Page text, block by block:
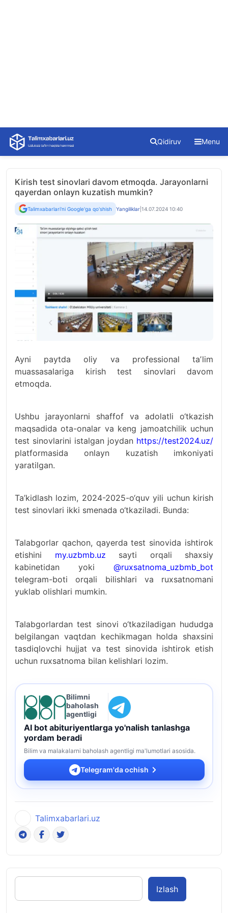
Skip
content
Qidiruv Menu
Kirish test sinovlari davom etmoqda. Jarayonlarni
qayerdan onlayn kuzatish mumkin?
Talimxabarlari'ni Google'ga qo'shish Yangiliklar 14.07.2024 10:40
Ayni paytda oliy va professional taʼlim
muassasalariga kirish test sinovlari davom
etmoqda.
Ushbu jarayonlarni shaffof va adolatli o‘tkazish
maqsadida ota-onalar va keng jamoatchilik uchun
test sinovlarini istalgan joydan https://test2024.uz/
platformasida onlayn kuzatish imkoniyati
yaratilgan.
Ta’kidlash lozim, 2024-2025-o‘quv yili uchun kirish
test sinovlari ikki smenada o‘tkaziladi. Bunda:
Talabgorlar qachon, qayerda test sinovida ishtirok
etishini my.uzbmb.uz sayti orqali shaxsiy
kabinetidan yoki @ruxsatnoma_uzbmb_bot
telegram-boti orqali bilishlari va ruxsatnomani
yuklab olishlari mumkin.
Talabgorlardan test sinovi o‘tkaziladigan hududga
belgilangan vaqtdan kechikmagan holda shaxsini
tasdiqlovchi hujjat va test sinovida ishtirok etish
uchun ruxsatnoma bilan kelishlari lozim.
Bilimni
baholash
agentligi
AI bot abituriyentlarga yo'nalish tanlashga
yordam beradi
Bilim va malakalarni baholash agentligi ma'lumotlari asosida.
Telegram'da ochish
Talimxabarlari.uz
Izlash